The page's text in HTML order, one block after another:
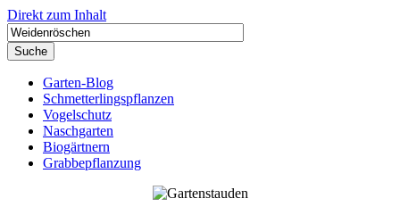
Direkt zum Inhalt
Garten-Blog
Schmetterlingspflanzen
Vogelschutz
Naschgarten
Biogärtnern
Grabbepflanzung